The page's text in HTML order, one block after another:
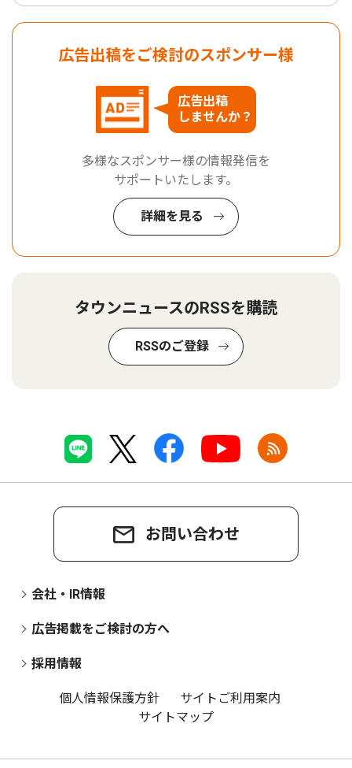
広告出稿をご検討のスポンサー様
広告出稿
しませんか？
多様なスポンサー様の情報発信を
サポートいたします。
詳細を見る
タウンニュースのRSSを購読
RSSのご登録
お問い合わせ
会社・IR情報
広告掲載をご検討の方へ
採用情報
個人情報保護方針
サイトご利用案内
サイトマップ